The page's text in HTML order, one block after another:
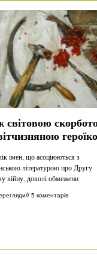
світовою
імен, що асоціюються з
літературою про Другу
війну, доволі обмежени
// 5 коментарів